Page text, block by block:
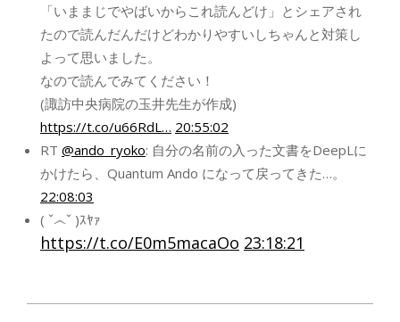
「いままじでやばいからこれ読んどけ」とシェアされ
たので読んだんだけどわかりやすいしちゃんと対策し
よって思いました。
なので読んでみてください！
(諏訪中央病院の玉井先生が作成)
https://t.co/u66RdL… 20:55:02
RT @ando_ryoko: 自分の名前の入った文書をDeepLに
かけたら、Quantum Ando になって戻ってきた…。
22:08:03
( ˇ෴ˇ )ｽﾔｧ
https://t.co/E0m5macaOo 23:18:21